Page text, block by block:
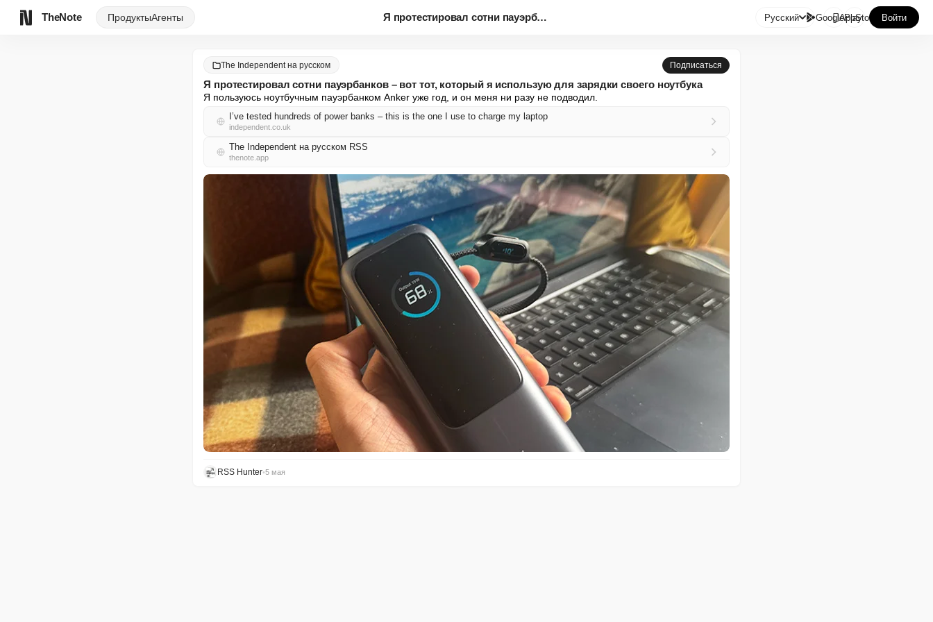
TheNote ПродуктыАгенты Я протестировал сотни пауэрбан... Русский GooglePlay
AppStore Войти
The Independent на русском Подписаться
Я протестировал сотни пауэрбанков – вот тот, который я использую для зарядки своего ноутбука
Я пользуюсь ноутбучным пауэрбанком Anker уже год, и он меня ни разу не подводил.
I’ve tested hundreds of power banks – this is the one I use to charge my laptop
independent.co.uk
The Independent на русском RSS
thenote.app
RSS Hunter•5 мая